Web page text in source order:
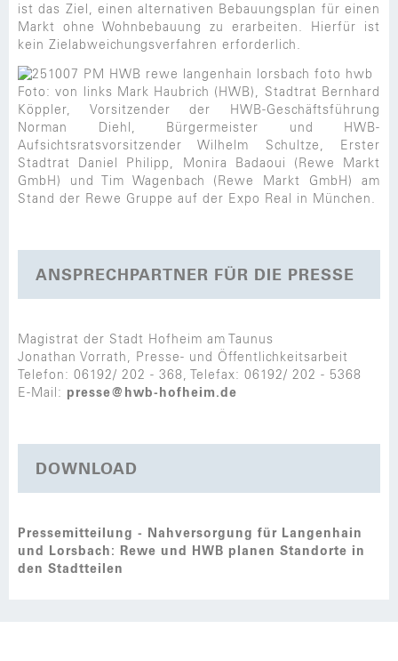
ist das Ziel, einen alternativen Bebauungsplan für einen
Markt ohne Wohnbebauung zu erarbeiten. Hierfür ist
kein Zielabweichungsverfahren erforderlich.
Foto: von links Mark Haubrich (HWB), Stadtrat Bernhard
Köppler, Vorsitzender der HWB-Geschäftsführung
Norman Diehl, Bürgermeister und HWB-
Aufsichtsratsvorsitzender Wilhelm Schultze, Erster
Stadtrat Daniel Philipp, Monira Badaoui (Rewe Markt
GmbH) und Tim Wagenbach (Rewe Markt GmbH) am
Stand der Rewe Gruppe auf der Expo Real in München.
ANSPRECHPARTNER FÜR DIE PRESSE
Magistrat der Stadt Hofheim am Taunus
Jonathan Vorrath, Presse- und Öffentlichkeitsarbeit
Telefon: 06192/ 202 - 368, Telefax: 06192/ 202 - 5368
E-Mail: presse@hwb-hofheim.de
DOWNLOAD
Pressemitteilung - Nahversorgung für Langenhain
und Lorsbach: Rewe und HWB planen Standorte in
den Stadtteilen